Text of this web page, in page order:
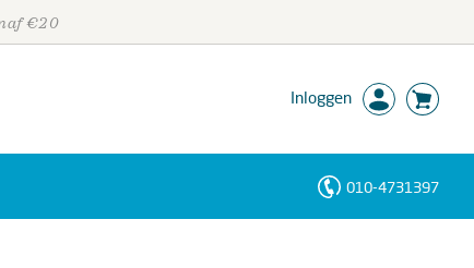
€20
Inloggen
010-4731397